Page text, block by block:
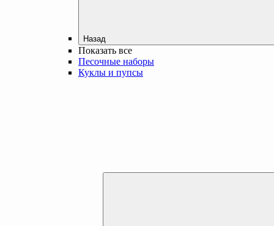
Назад
Показать все
Песочные наборы
Куклы и пупсы